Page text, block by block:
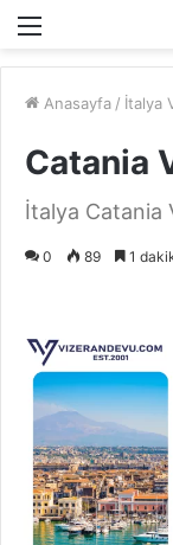
Anasayfa / İtalya
Catania
İtalya Catania
0 89 1